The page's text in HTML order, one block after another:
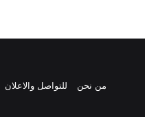
من نحن
للتواصل والاعلان